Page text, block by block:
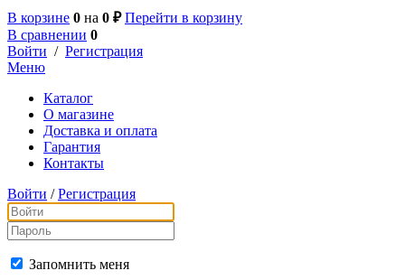
В корзине 0 на 0 ₽ Перейти в корзину
В сравнении 0
Войти / Регистрация
Меню
Каталог
О магазине
Доставка и оплата
Гарантия
Контакты
Войти / Регистрация
Запомнить меня